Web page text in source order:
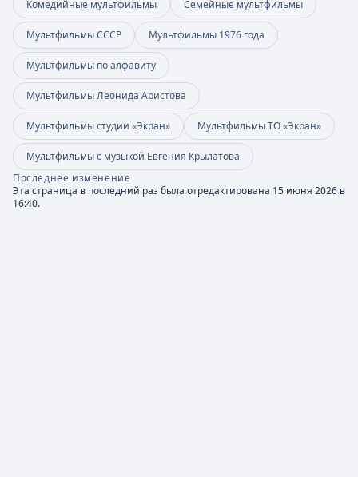
Комедийные мультфильмы Семейные мультфильмы
Мультфильмы СССР Мультфильмы 1976 года
Мультфильмы по алфавиту
Мультфильмы Леонида Аристова
Мультфильмы студии «Экран» Мультфильмы ТО «Экран»
Мультфильмы с музыкой Евгения Крылатова
Последнее изменение
Эта страница в последний раз была отредактирована 15 июня 2026 в
16:40.